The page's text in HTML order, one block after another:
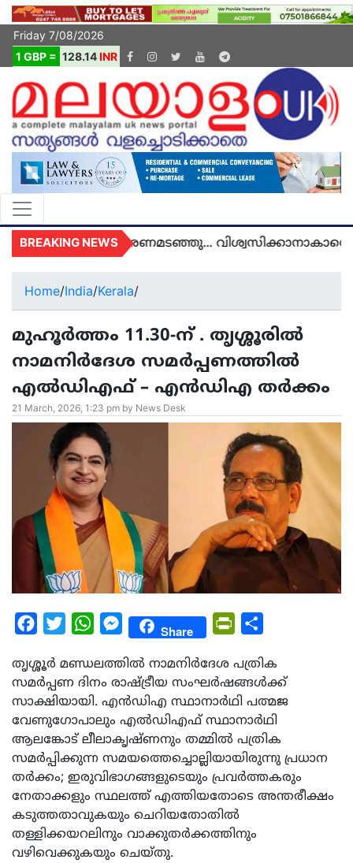
Friday 7/08/2026
1 GBP = 128.14INR
BREAKING NEWS
മരണമടഞ്ഞു... വിശ്വസിക്കാനാകാതെ
Home/India/Kerala/
മുഹൂർത്തം 11.30-ന് . തൃശ്ശൂരിൽ
നാമനിർദേശ സമർപ്പണത്തിൽ
എൽഡിഎഫ് – എൻഡിഎ തർക്കം
21 March, 2026, 1:23 pm by News Desk
Facebook
Twitter WhatsAppMessengerShare PrintFriendly
തൃശ്ശൂർ മണ്ഡലത്തിൽ നാമനിർദേശ പത്രിക
സമർപ്പണ ദിനം രാഷ്ട്രീയ സംഘർഷങ്ങൾക്ക്
സാക്ഷിയായി. എൻഡിഎ സ്ഥാനാർഥി പത്മജ
വേണുഗോപാലും എൽഡിഎഫ് സ്ഥാനാർഥി
ആലങ്കോട് ലീലാകൃഷ്ണനും തമ്മിൽ പത്രിക
സമർപ്പിക്കുന്ന സമയത്തെച്ചൊല്ലിയായിരുന്നു പ്രധാന
തർക്കം; ഇരുവിഭാഗങ്ങളുടെയും പ്രവർത്തകരും
നേതാക്കളും സ്ഥലത്ത് എത്തിയതോടെ അന്തരീക്ഷം
കടുത്തതാവുകയും ചെറിയതോതിൽ
തള്ളിക്കയറലിനും വാക്കുതർക്കത്തിനും
വഴിവെക്കുകയും ചെയ്തു.